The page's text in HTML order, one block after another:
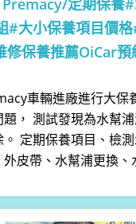
#大小保養項目價
修保養推薦OiCar預
車輛進廠進行大保
， 測試發現為水幫
定期保養項目、檢
皮帶、水幫浦更換、